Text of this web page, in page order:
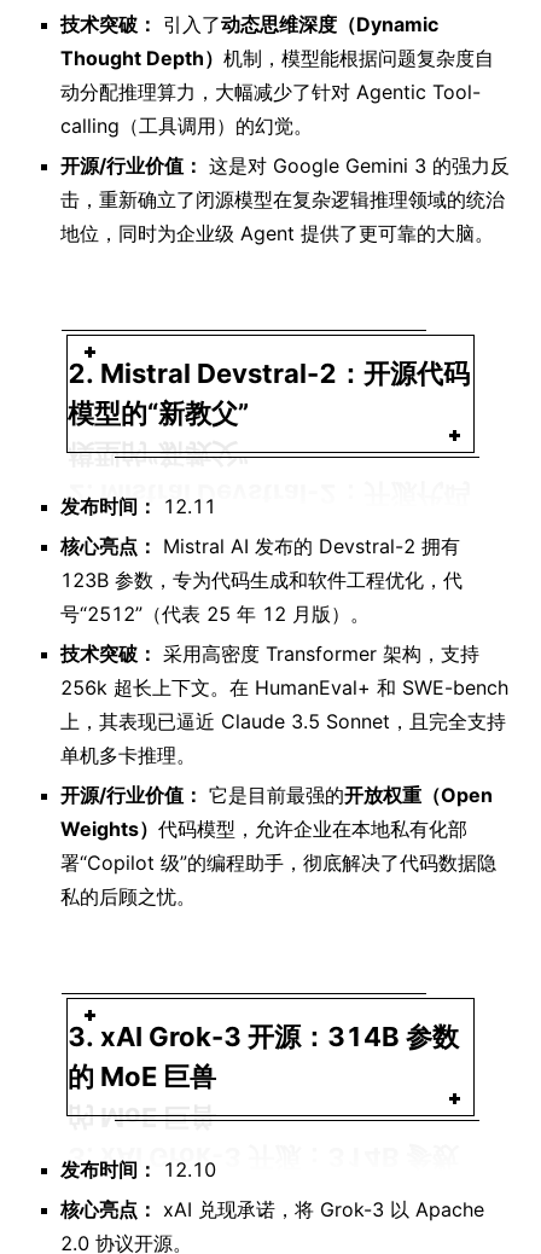
技术突破： 引入了动态思维深度（Dynamic
Thought Depth） 机制，模型能根据问题复杂度自
动分配推理算力，大幅减少了针对 Agentic Tool-
calling（工具调用）的幻觉。
开源/行业价值： 这是对 Google Gemini 3 的强力反
击，重新确立了闭源模型在复杂逻辑推理领域的统治
地位，同时为企业级 Agent 提供了更可靠的大脑。
2. Mistral Devstral-2：开源代码
模型的“新教父”
发布时间：
12.11
核心亮点： Mistral AI 发布的 Devstral-2 拥有
123B 参数，专为代码生成和软件工程优化，代
号“2512”（代表 25 年 12 月版）。
技术突破： 采用高密度 Transformer 架构，支持
256k 超长上下文。在 HumanEval+ 和 SWE-bench
上，其表现已逼近 Claude 3.5 Sonnet，且完全支持
单机多卡推理。
开源/行业价值： 它是目前最强的开放权重（Open
Weights） 代码模型，允许企业在本地私有化部
署“Copilot 级”的编程助手，彻底解决了代码数据隐
私的后顾之忧。
3. xAI Grok-3 开源：314B 参数
的 MoE 巨兽
发布时间：
12.10
核心亮点： xAI 兑现承诺，将 Grok-3 以 Apache
2.0 协议开源。